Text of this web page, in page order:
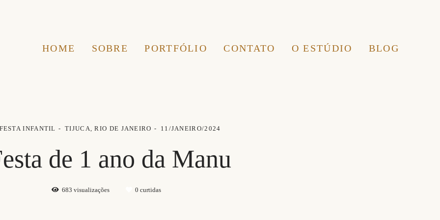
HOME SOBRE PORTFÓLIO CONTATO O ESTÚDIO BLOG
INFANTIL TIJUCA, RIO DE JANEIRO 11/JANEIRO/2024
de 1 ano da Manu
683 visualizações 0 curtidas